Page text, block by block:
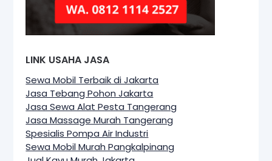
LINK USAHA JASA
Sewa Mobil Terbaik di Jakarta
Jasa Tebang Pohon Jakarta
Jasa Sewa Alat Pesta Tangerang
Jasa Massage Murah Tangerang
Spesialis Pompa Air Industri
Sewa Mobil Murah Pangkalpinang